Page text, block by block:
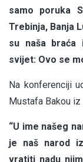
samo poruka
Trebinja, Banja
su naša braća
svijet: Ovo se
Na konferenciji
Mustafa Bakou iz
“U ime našeg
je naš narod
vratiti nadu